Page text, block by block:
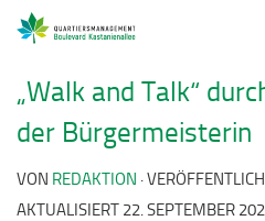
„Walk and Talk“
der Bürgermeisterin
VON REDAKTION ·
AKTUALISIERT 22. SEPTEMBER